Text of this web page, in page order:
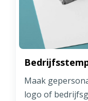
Maak
logo of